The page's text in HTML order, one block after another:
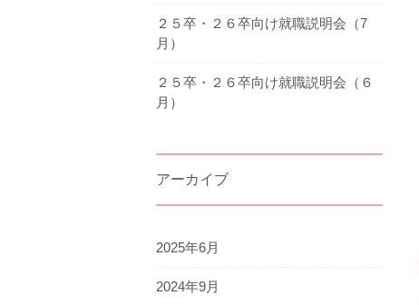
２５卒・２６卒向け就職説明会（7
月）
２５卒・２６卒向け就職説明会（６
月）
アーカイブ
2025年6月
2024年9月